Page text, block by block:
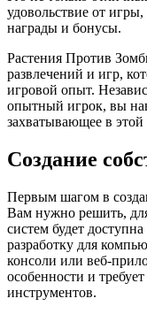
удовольствие от
награды и бонусы.
Растения Против
развлечений и игр,
игровой опыт.
опытный игрок, вы
захватывающее в этой
Создание
Первым шагом в
Вам нужно решить,
систем будет
разработку для
консоли или веб-
особенности и
инструментов.